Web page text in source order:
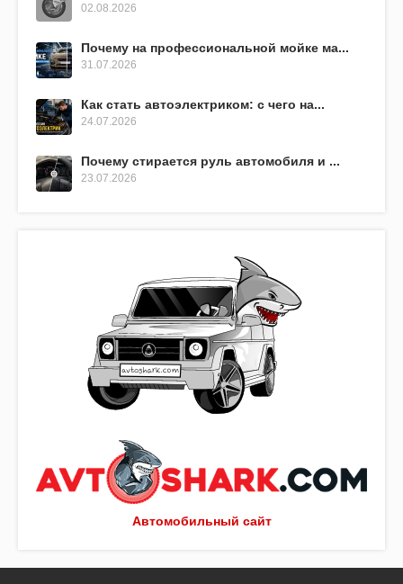
Автомобильный сайт
02.08.2026
Почему на профессиональной мойке ма...
31.07.2026
Как стать автоэлектриком: с чего на...
24.07.2026
Почему стирается руль автомобиля и ...
23.07.2026